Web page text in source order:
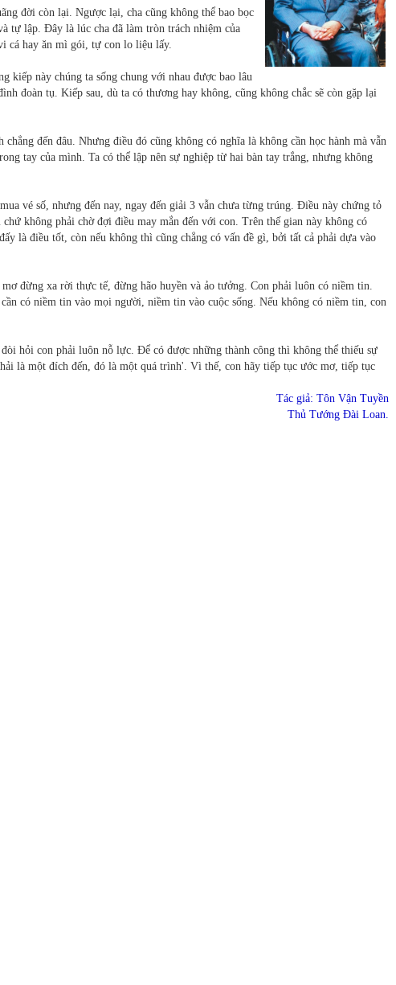
đời còn lại. Ngược lại, cha cũng không thể bao bọc
tự lập. Đây là lúc cha đã làm tròn trách nhiệm của
cá hay ăn mì gói, tự con lo liệu lấy.
kiếp này chúng ta sống chung với nhau được bao lâu
đoàn tụ. Kiếp sau, dù ta có thương hay không, cũng không chắc sẽ còn gặp lại
đến đâu. Nhưng điều đó cũng không có nghĩa là không cần học hành mà vẫn
tay của mình. Ta có thể lập nên sự nghiệp từ hai bàn tay trắng, nhưng không
vé số, nhưng đến nay, ngay đến giải 3 vẫn chưa từng trúng. Điều này chứng tỏ
không phải chờ đợi điều may mắn đến với con. Trên thế gian này không có
là điều tốt, còn nếu không thì cũng chẳng có vấn đề gì, bởi tất cả phải dựa vào
đừng xa rời thực tế, đừng hão huyền và ảo tưởng. Con phải luôn có niềm tin.
có niềm tin vào mọi người, niềm tin vào cuộc sống. Nếu không có niềm tin, con
hỏi con phải luôn nỗ lực. Để có được những thành công thì không thể thiếu sự
là một đích đến, đó là một quá trình'. Vì thế, con hãy tiếp tục ước mơ, tiếp tục
Tác giả: Tôn Vận Tuyền
Thủ Tướng Đài Loan.